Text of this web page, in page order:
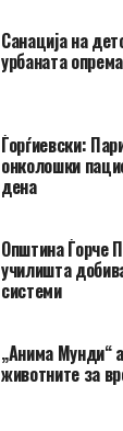
​Санација на
урбаната
Ѓорѓиевски:
онколошки
дена
Општина Ѓорче
училишта
системи
„Анима Мунди“
животните за